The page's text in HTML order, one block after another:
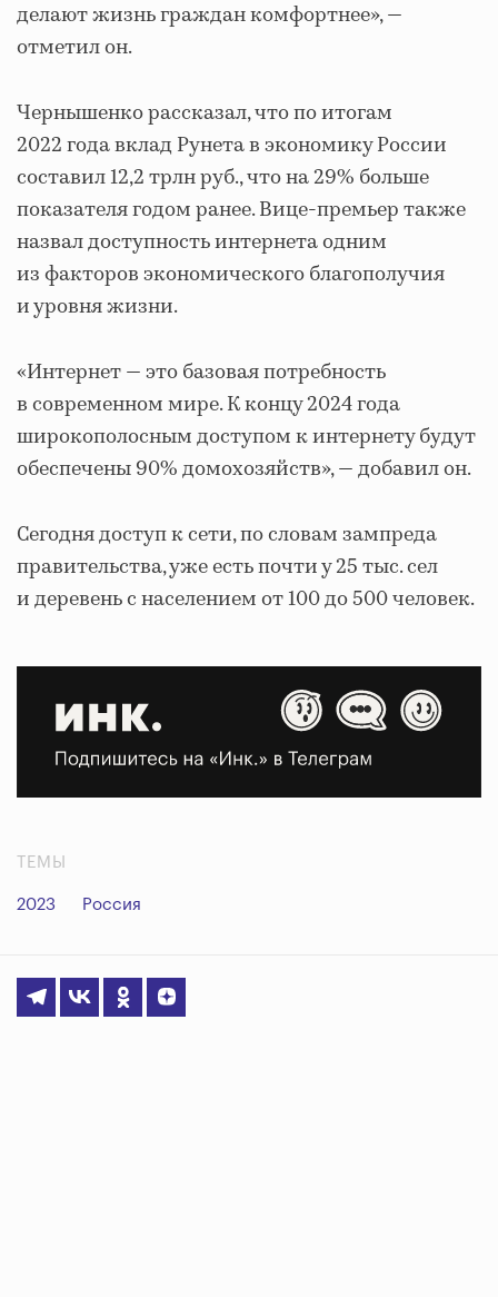
делают жизнь граждан комфортнее», —
отметил он.
Чернышенко рассказал, что по итогам
2022 года вклад Рунета в экономику России
составил 12,2 трлн руб., что на 29% больше
показателя годом ранее. Вице-премьер также
назвал доступность интернета одним
из факторов экономического благополучия
и уровня жизни.
«Интернет — это базовая потребность
в современном мире. К концу 2024 года
широкополосным доступом к интернету будут
обеспечены 90% домохозяйств», — добавил он.
Сегодня доступ к сети, по словам зампреда
правительства, уже есть почти у 25 тыс. сел
и деревень с населением от 100 до 500 человек.
ТЕМЫ
2023 Россия